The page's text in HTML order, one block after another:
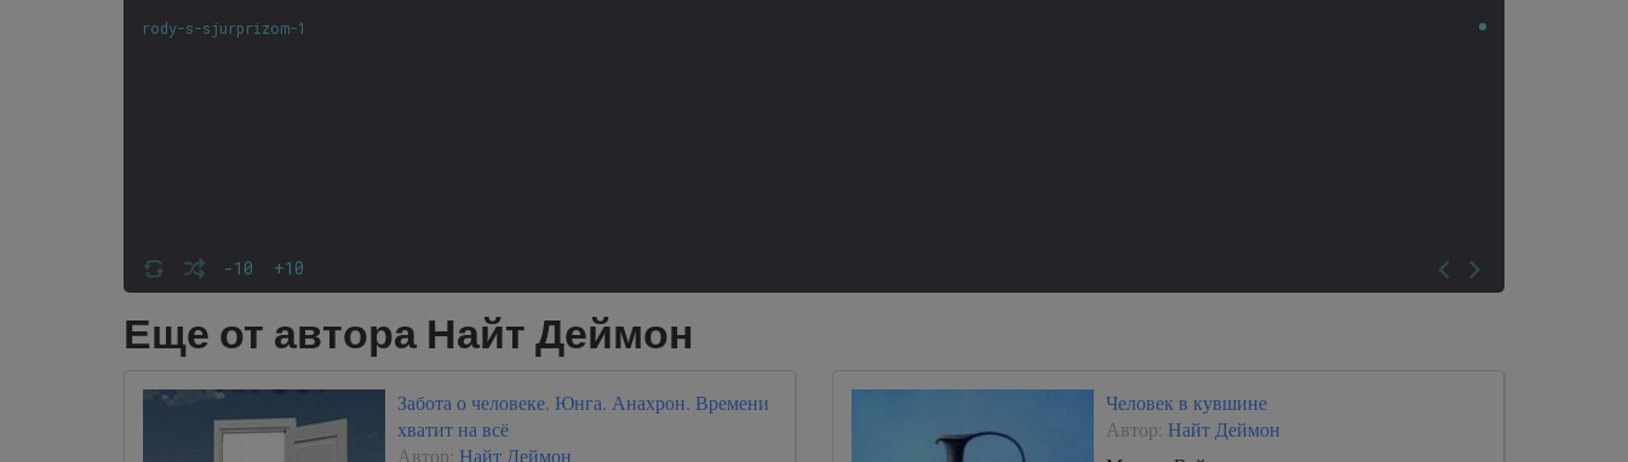
-10 +10
rody-s-sjurprizom-1
Еще от автора Найт Деймон
Забота о человеке. Юнга. Анахрон. Времени
хватит на всё
Автор: Найт Деймон
Человек в кувшине
Автор: Найт Деймон